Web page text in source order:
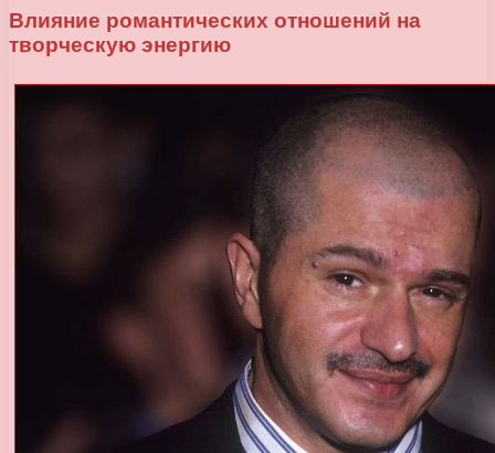
Влияние романтических отношений на
творческую энергию